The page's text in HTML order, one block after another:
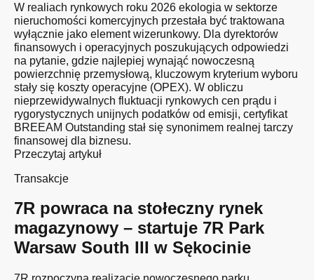
W realiach rynkowych roku 2026 ekologia w sektorze
nieruchomości komercyjnych przestała być traktowana
wyłącznie jako element wizerunkowy. Dla dyrektorów
finansowych i operacyjnych poszukujących odpowiedzi
na pytanie, gdzie najlepiej wynająć nowoczesną
powierzchnię przemysłową, kluczowym kryterium wyboru
stały się koszty operacyjne (OPEX). W obliczu
nieprzewidywalnych fluktuacji rynkowych cen prądu i
rygorystycznych unijnych podatków od emisji, certyfikat
BREEAM Outstanding stał się synonimem realnej tarczy
finansowej dla biznesu.
Przeczytaj artykuł
Transakcje
7R powraca na stołeczny rynek
magazynowy – startuje 7R Park
Warsaw South III w Sękocinie